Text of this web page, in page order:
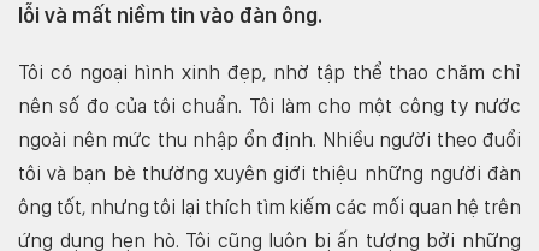
lỗi và mất niềm tin vào đàn ông.
Tôi có ngoại hình xinh đẹp, nhờ tập thể thao chăm chỉ
nên số đo của tôi chuẩn. Tôi làm cho một công ty nước
ngoài nên mức thu nhập ổn định. Nhiều người theo đuổi
tôi và bạn bè thường xuyên giới thiệu những người đàn
ông tốt, nhưng tôi lại thích tìm kiếm các mối quan hệ trên
ứng dụng hẹn hò. Tôi cũng luôn bị ấn tượng bởi những